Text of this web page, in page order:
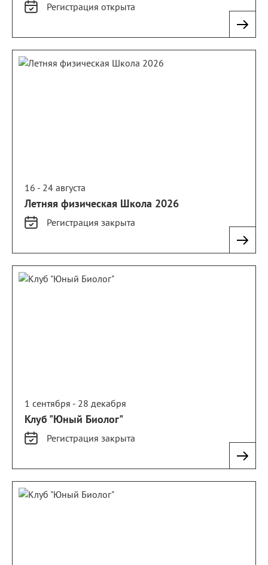
Регистрация открыта
16 - 24 августа
Летняя физическая Школа 2026
Регистрация закрыта
1 сентября - 28 декабря
Клуб "Юный Биолог"
Регистрация закрыта